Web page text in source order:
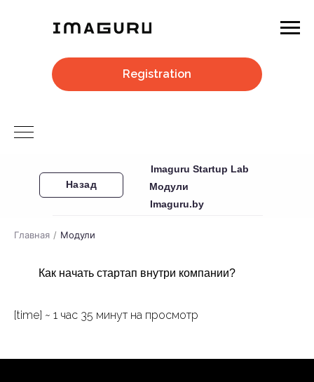
Registration
Imaguru Startup Lab
Назад
Модули
Imaguru.by
Главная / Модули
Как начать стартап внутри компании?
[time] ~ 1 час 35 минут на просмотр